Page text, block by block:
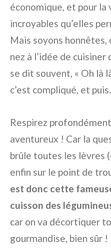
économique, et pour
incroyables qu’elles
Mais soyons honnêtes,
nez à l’idée de cuisiner
se dit souvent, « Oh là
c’est compliqué, et
Respirez
aventureux ! Car la
brûle toutes les lèvres
enfin sur le point de
est donc cette
cuisson des
car on va décortiquer
gourmandise, bien sûr !